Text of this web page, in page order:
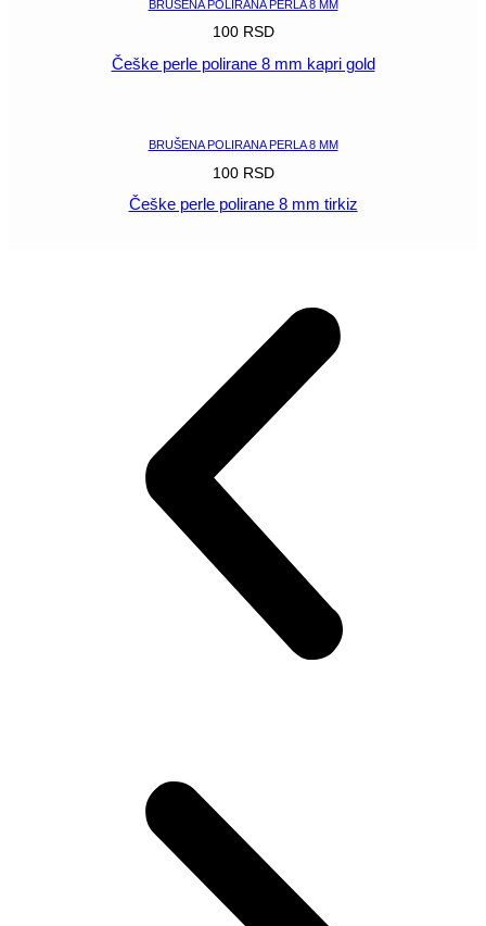
BRUŠENA POLIRANA PERLA 8 MM
100 RSD
Češke perle polirane 8 mm kapri gold
BRUŠENA POLIRANA PERLA 8 MM
100 RSD
Češke perle polirane 8 mm tirkiz